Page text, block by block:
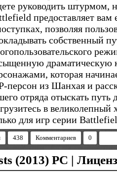
руководить штурмом,
предоставляет
позволяя
собственный
драматическую
которая
персон из Шанхая и
отряда отыскать
в великолепный
для игр серии
438 Комментариев 0
(2013) PC |